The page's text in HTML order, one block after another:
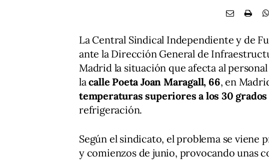
La Central Sindical Independiente y de
ante la Dirección General de
Madrid la situación que afecta al
lacalle Poeta Joan Maragall, 66, en
temperaturas superiores a los 30 grados
refrigeración.
Según el sindicato, el problema se viene
y comienzos de junio, provocando unas